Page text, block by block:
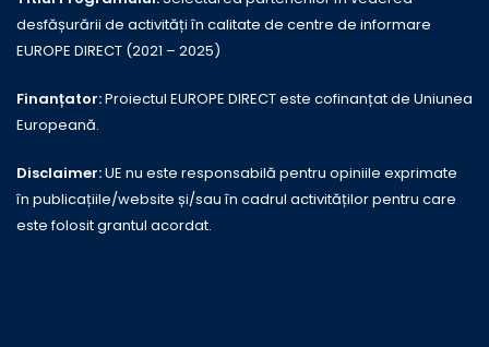
desfășurării de activități în calitate de centre de informare
EUROPE DIRECT (2021 – 2025)
Finanțator:Proiectul EUROPE DIRECT este cofinanțat de Uniunea
Europeană.
Disclaimer:UE nu este responsabilă pentru opiniile exprimate
în publicațiile/website și/sau în cadrul activităților pentru care
este folosit grantul acordat.